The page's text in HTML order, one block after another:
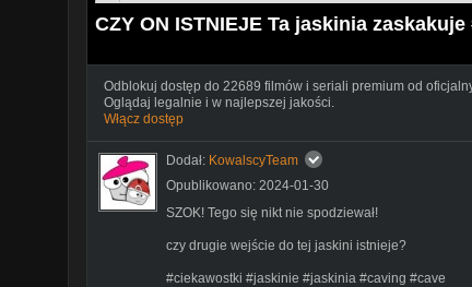
CZY ON ISTNIEJE Ta jaskinia
Odblokuj dostęp do 22689 filmów i seriali premium od
Oglądaj legalnie i w najlepszej jakości.
Włącz dostęp
Dodał: KowalscyTeam
Opublikowano: 2024-01-30
SZOK! Tego się nikt nie spodziewał!
czy drugie wejście do tej jaskini istnieje?
#ciekawostki #jaskinie #jaskinia #caving #cave